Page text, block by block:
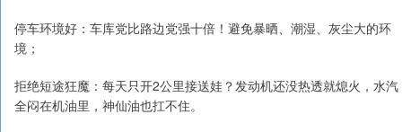
停车环境好：车库党比路边党强十倍！避免暴晒、潮湿、灰尘大的环
境；
拒绝短途狂魔：每天只开2公里接送娃？发动机还没热透就熄火，水汽
全闷在机油里，神仙油也扛不住。